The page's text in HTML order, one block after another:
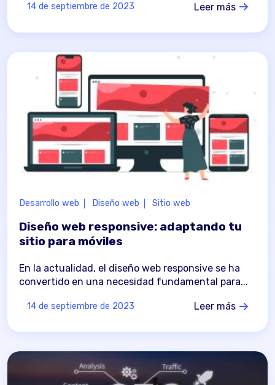
14 de septiembre de 2023 Leer más
Desarrollo web Diseño web Sitio web
Diseño web responsive: adaptando tu
sitio para móviles
En la actualidad, el diseño web responsive se ha
convertido en una necesidad fundamental para...
14 de septiembre de 2023 Leer más